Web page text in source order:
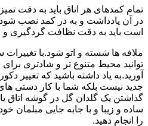
تمام کمدهای هر اتاق باید به دقت
در آن یادداشت و به در کمد نصب
است باید به دقت نظافت گردگیری
ملافه ها شسته و اتو شود.با
توانید محیط متنوع تر و شادتری
آورید.به یاد داشته باشید که تغییر
جدید نیست بلکه شما با کار دستی
گذاشتن یک گلدان گل در گوشه اتاق
ساده و زیبا و با جابه جایی مبلمان
را انجام دهید.